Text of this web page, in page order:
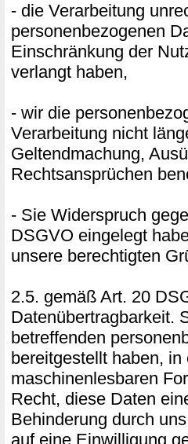
- die Verarbeitung
personenbezogenen
Einschränkung der
verlangt haben,
- wir die
Verarbeitung nicht
Geltendmachung,
Rechtsansprüchen
- Sie Widerspruch
DSGVO eingelegt
unsere berechtigten
2.5. gemäß Art. 20
Datenübertragbarkeit.
betreffenden
bereitgestellt haben,
maschinenlesbaren
Recht, diese Daten
Behinderung durch
auf eine Einwilligung